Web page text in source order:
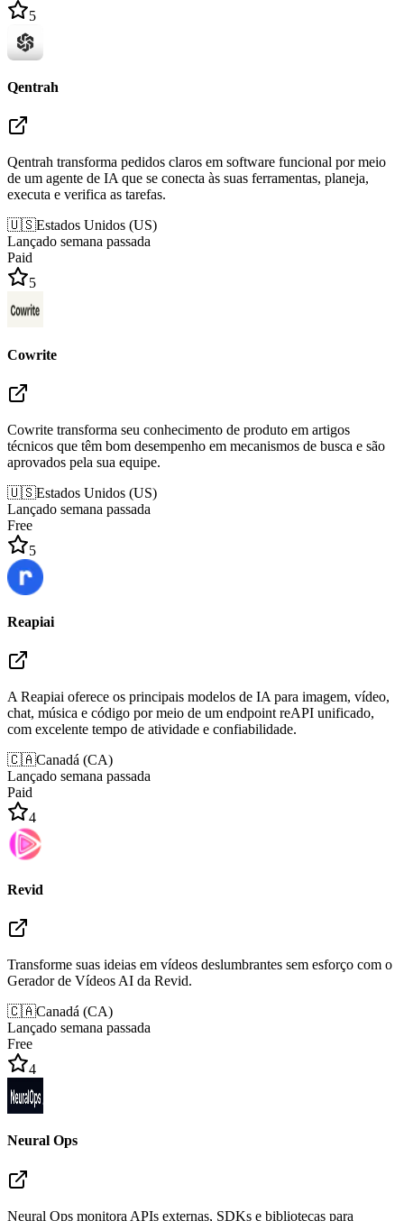
5
Qentrah
Qentrah transforma pedidos claros em software funcional por meio
de um agente de IA que se conecta às suas ferramentas, planeja,
executa e verifica as tarefas.
🇺🇸Estados Unidos (US)
Lançado semana passada
Paid
5
Cowrite
Cowrite transforma seu conhecimento de produto em artigos
técnicos que têm bom desempenho em mecanismos de busca e são
aprovados pela sua equipe.
🇺🇸Estados Unidos (US)
Lançado semana passada
Free
5
Reapiai
A Reapiai oferece os principais modelos de IA para imagem, vídeo,
chat, música e código por meio de um endpoint reAPI unificado,
com excelente tempo de atividade e confiabilidade.
🇨🇦Canadá (CA)
Lançado semana passada
Paid
4
Revid
Transforme suas ideias em vídeos deslumbrantes sem esforço com o
Gerador de Vídeos AI da Revid.
🇨🇦Canadá (CA)
Lançado semana passada
Free
4
Neural Ops
Neural Ops monitora APIs externas, SDKs e bibliotecas para